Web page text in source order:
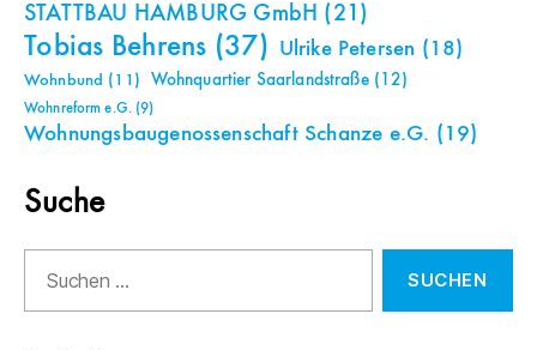
STATTBAU HAMBURG GmbH (21)
Tobias Behrens (37) Ulrike Petersen (18)
Wohnbund (11) Wohnquartier Saarlandstraße(12)
Wohnreform e.G.(9)
Wohnungsbaugenossenschaft Schanze e.G. (19)
Suche
nach: